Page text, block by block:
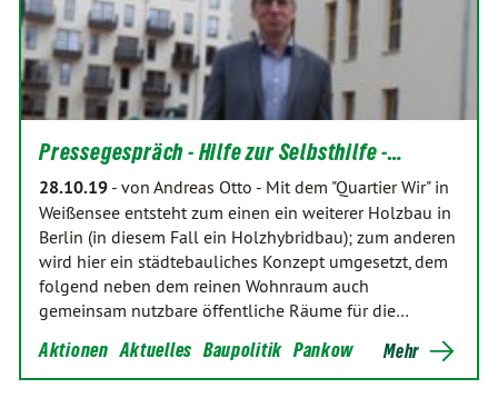
Pressegespräch - Hilfe zur Selbsthilfe -…
28.10.19 - von Andreas Otto - Mit dem "Quartier Wir" in
Weißensee entsteht zum einen ein weiterer Holzbau in
Berlin (in diesem Fall ein Holzhybridbau); zum anderen
wird hier ein städtebauliches Konzept umgesetzt, dem
folgend neben dem reinen Wohnraum auch
gemeinsam nutzbare öffentliche Räume für die…
Aktionen Aktuelles Baupolitik Pankow Mehr